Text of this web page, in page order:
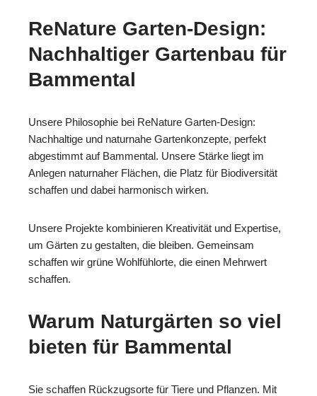
ReNature Garten-Design:
Nachhaltiger Gartenbau für
Bammental
Unsere Philosophie bei ReNature Garten-Design:
Nachhaltige und naturnahe Gartenkonzepte, perfekt
abgestimmt auf Bammental. Unsere Stärke liegt im
Anlegen naturnaher Flächen, die Platz für Biodiversität
schaffen und dabei harmonisch wirken.
Unsere Projekte kombinieren Kreativität und Expertise,
um Gärten zu gestalten, die bleiben. Gemeinsam
schaffen wir grüne Wohlfühlorte, die einen Mehrwert
schaffen.
Warum Naturgärten so viel
bieten für Bammental
Sie schaffen Rückzugsorte für Tiere und Pflanzen. Mit